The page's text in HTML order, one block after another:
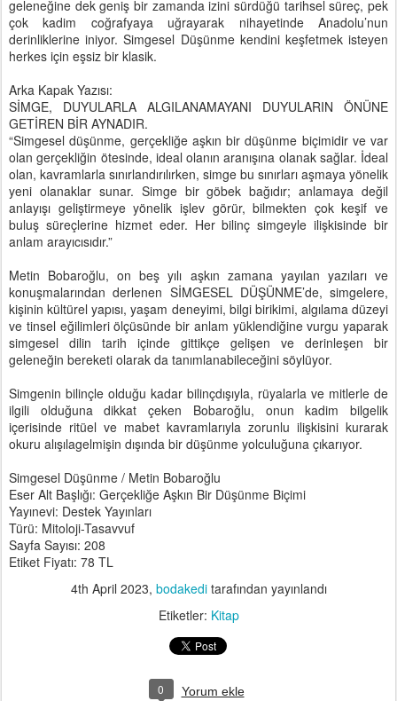
geleneğine dek geniş bir zamanda izini sürdüğü tarihsel süreç, pek
çok kadim coğrafyaya uğrayarak nihayetinde Anadolu’nun
derinliklerine iniyor. Simgesel Düşünme kendini keşfetmek isteyen
herkes için eşsiz bir klasik.
Arka Kapak Yazısı:
SİMGE, DUYULARLA ALGILANAMAYANI DUYULARIN ÖNÜNE
GETİREN BİR AYNADIR.
“Simgesel düşünme, gerçekliğe aşkın bir düşünme biçimidir ve var
olan gerçekliğin ötesinde, ideal olanın aranışına olanak sağlar. İdeal
olan, kavramlarla sınırlandırılırken, simge bu sınırları aşmaya yönelik
yeni olanaklar sunar. Simge bir göbek bağıdır; anlamaya değil
anlayışı geliştirmeye yönelik işlev görür, bilmekten çok keşif ve
buluş süreçlerine hizmet eder. Her bilinç simgeyle ilişkisinde bir
anlam arayıcısıdır.”
Metin Bobaroğlu, on beş yılı aşkın zamana yayılan yazıları ve
konuşmalarından derlenen SİMGESEL DÜŞÜNME’de, simgelere,
kişinin kültürel yapısı, yaşam deneyimi, bilgi birikimi, algılama düzeyi
ve tinsel eğilimleri ölçüsünde bir anlam yüklendiğine vurgu yaparak
simgesel dilin tarih içinde gittikçe gelişen ve derinleşen bir
geleneğin bereketi olarak da tanımlanabileceğini söylüyor.
Simgenin bilinçle olduğu kadar bilinçdışıyla, rüyalarla ve mitlerle de
ilgili olduğuna dikkat çeken Bobaroğlu, onun kadim bilgelik
içerisinde ritüel ve mabet kavramlarıyla zorunlu ilişkisini kurarak
okuru alışılagelmişin dışında bir düşünme yolculuğuna çıkarıyor.
Simgesel Düşünme / Metin Bobaroğlu
Eser Alt Başlığı: Gerçekliğe Aşkın Bir Düşünme Biçimi
Yayınevi: Destek Yayınları
Türü: Mitoloji-Tasavvuf
Sayfa Sayısı: 208
Etiket Fiyatı: 78 TL
4th April 2023, bodakeditarafından yayınlandı
Etiketler: Kitap
0 Yorum ekle